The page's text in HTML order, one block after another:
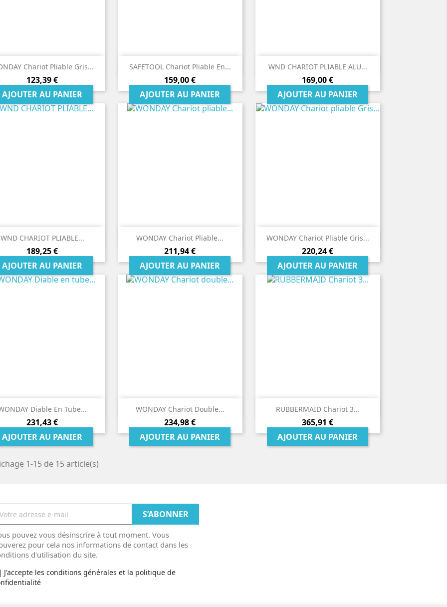
Chariot Pliable Gris...
Prix
123,39 €
AJOUTER AU PANIER
 Aperçu rapide SAFETOOL Chariot Pliable En...
Prix
159,00 €
AJOUTER AU PANIER
 Aperçu rapide WND CHARIOT PLIABLE ALU...
Prix
169,00 €
AJOUTER AU PANIER
 Aperçu rapide
WND CHARIOT PLIABLE...
Prix
189,25 €
AJOUTER AU PANIER
 Aperçu rapide WONDAY Chariot Pliable...
Prix
211,94 €
AJOUTER AU PANIER
 Aperçu rapide WONDAY Chariot Pliable Gris...
Prix
220,24 €
AJOUTER AU PANIER
 Aperçu rapide
Diable En Tube...
Prix
231,43 €
AJOUTER AU PANIER
 Aperçu rapide WONDAY Chariot Double...
Prix
234,98 €
AJOUTER AU PANIER
 Aperçu rapide RUBBERMAID Chariot 3...
Prix
365,91 €
AJOUTER AU PANIER
 Aperçu rapide
1-15 de 15 article(s)
pouvez vous désinscrire à tout moment. Vous
pour cela nos informations de contact dans les
d'utilisation du site.
J'accepte les conditions générales et la politique de